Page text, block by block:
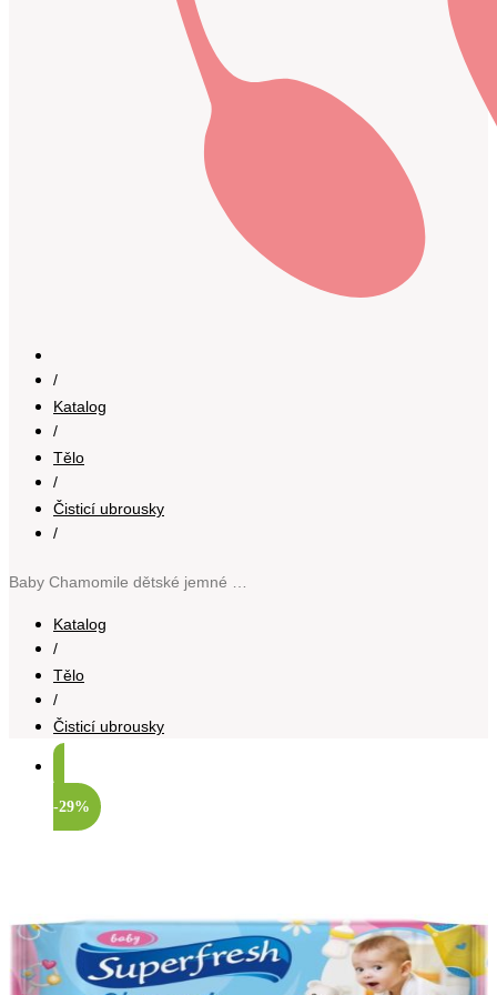
/
Katalog
/
Tělo
/
Čisticí ubrousky
/
Katalog
/
Tělo
/
Čisticí ubrousky
-29%